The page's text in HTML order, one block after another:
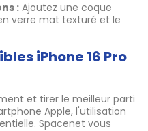
:Ajoutez une coque
verre mat texturé et le
iPhone 16 Pro
et tirer le meilleur parti
Apple, l'utilisation
Spacenet vous